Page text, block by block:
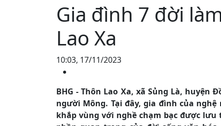
Gia đình 7 đời
Lao Xa
10:03, 17/11/2023
BHG - Thôn Lao Xa, xã Sủng Là, huyện
người Mông. Tại đây, gia đình của
khắp vùng với nghề chạm bạc được